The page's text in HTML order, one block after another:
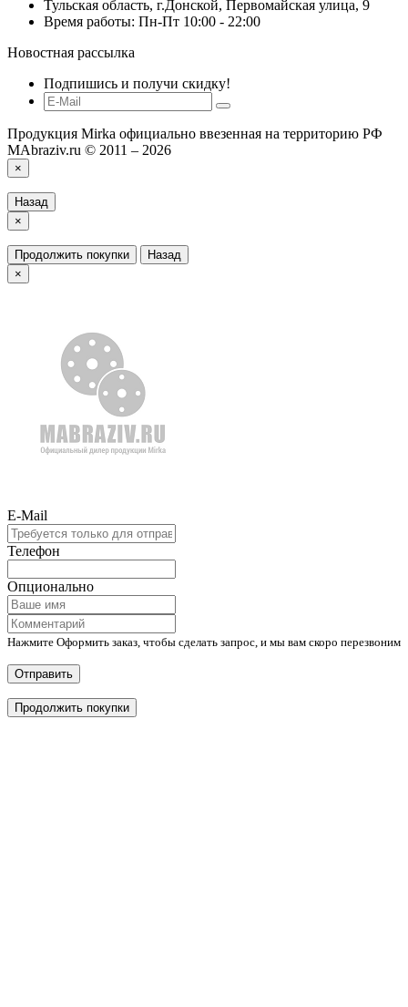
Тульская область, г.Донской, Первомайская улица, 9
Время работы: Пн-Пт 10:00 - 22:00
Новостная рассылка
Подпишись и получи скидку!
Продукция Mirka официально ввезенная на территорию РФ
MAbraziv.ru © 2011 – 2026
×
Назад
×
Продолжить покупки
Назад
×
E-Mail
Телефон
Опционально
Нажмите Оформить заказ, чтобы сделать запрос, и мы вам скоро перезвоним
Отправить
Продолжить покупки